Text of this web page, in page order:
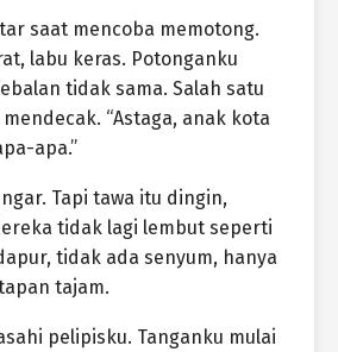
saat mencoba memotong.
labu keras. Potonganku
tidak sama. Salah satu
“Astaga, anak kota
apa.”
Tapi tawa itu dingin,
tidak lagi lembut seperti
tidak ada senyum, hanya
tajam.
pelipisku. Tanganku mulai